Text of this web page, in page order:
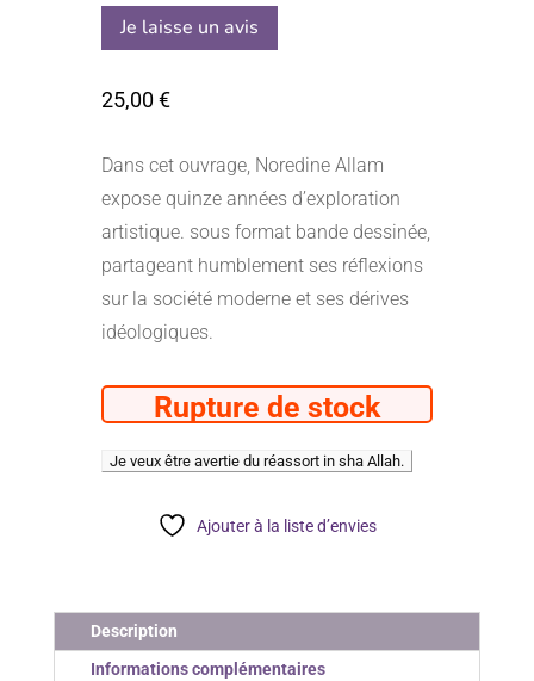
Je laisse un avis
25,00€
Dans cet ouvrage, Noredine Allam
expose quinze années d’exploration
artistique. sous format bande dessinée,
partageant humblement ses réflexions
sur la société moderne et ses dérives
idéologiques.
Rupture de stock
Ajouter à la liste d’envies
Description
Informations complémentaires